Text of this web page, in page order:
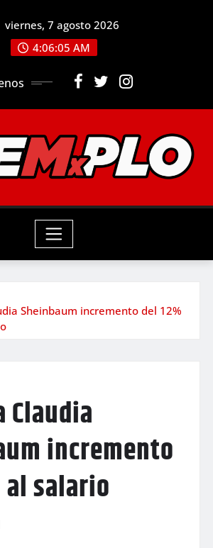
viernes, 7 agosto 2026
4:06:07 AM
Sheinbaum incremento del 12%
Claudia
incremento
al salario